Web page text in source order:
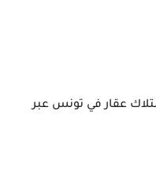
عقار في تونس عبر